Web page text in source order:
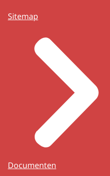
Sitemap
Documenten